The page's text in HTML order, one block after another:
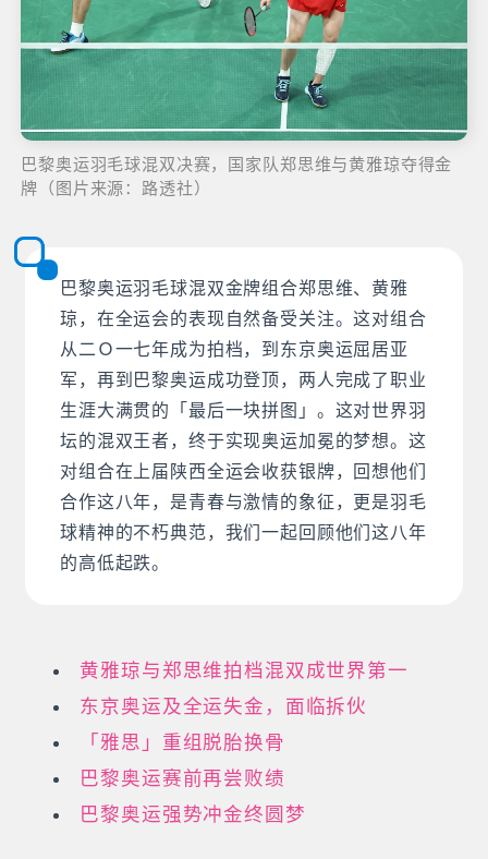
巴黎奥运羽毛球混双决赛，国家队郑思维与黄雅琼夺得金
牌（图片来源：路透社）
巴黎奥运羽毛球混双金牌组合郑思维、黄雅
琼，在全运会的表现自然备受关注。这对组合
从二Ｏ一七年成为拍档，到东京奥运屈居亚
军，再到巴黎奥运成功登顶，两人完成了职业
生涯大满贯的「最后一块拼图」。这对世界羽
坛的混双王者，终于实现奥运加冕的梦想。这
对组合在上届陕西全运会收获银牌，回想他们
合作这八年，是青春与激情的象征，更是羽毛
球精神的不朽典范，我们一起回顾他们这八年
的高低起跌。
黄雅琼与郑思维拍档混双成世界第一
东京奥运及全运失金，面临拆伙
「雅思」重组脱胎换骨
巴黎奥运赛前再尝败绩
巴黎奥运强势冲金终圆梦